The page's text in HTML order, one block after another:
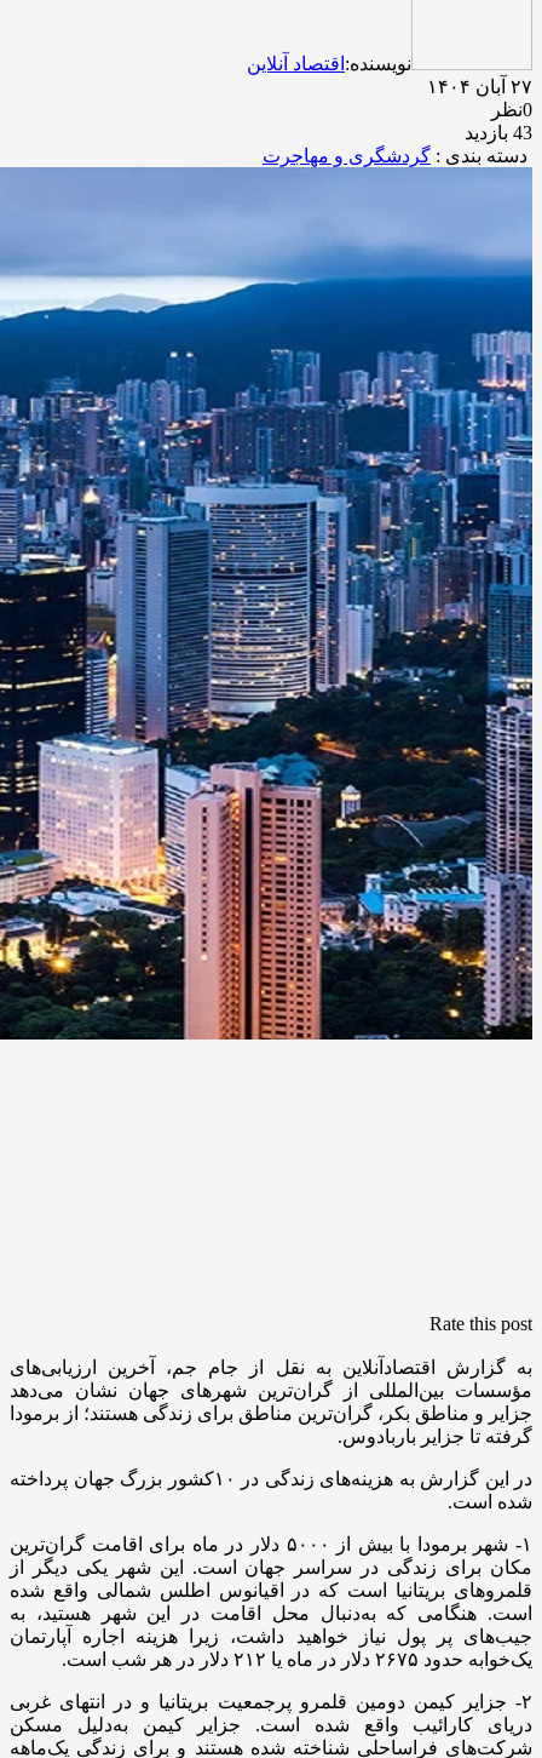
نویسنده: اقتصاد آنلاین
۲۷ آبان ۱۴۰۴
0نظر
43 بازدید
دسته بندی : گردشگری و مهاجرت
Rate this post
به گزارش اقتصادآنلاین به نقل از جام جم، آخرین ارزیابی‌های
مؤسسات بین‌المللی از گران‌ترین شهر‌های جهان نشان می‌دهد
جزایر و مناطق بکر، گران‌ترین مناطق برای زندگی هستند؛ از برمودا
گرفته تا جزایر باربادوس.
در این گزارش به هزینه‌های زندگی در ۱۰کشور بزرگ جهان پرداخته
شده است.
۱- شهر برمودا با بیش از ۵۰۰۰ دلار در ماه برای اقامت گران‌ترین
مکان برای زندگی در سراسر جهان است. این شهر یکی دیگر از
قلمرو‌های بریتانیا است که در اقیانوس اطلس شمالی واقع شده
است. هنگامی که به‌دنبال محل اقامت در این شهر هستید، به
جیب‌های پر پول نیاز خواهید داشت، زیرا هزینه اجاره آپارتمان
یک‌خوابه حدود ۲۶۷۵ دلار در ماه یا ۲۱۲ دلار در هر شب است.
۲- جزایر کیمن دومین قلمرو پرجمعیت بریتانیا و در انتهای غربی
دریای کارائیب واقع شده است. جزایر کیمن به‌دلیل مسکن
شرکت‌های فراساحلی شناخته شده هستند و برای زندگی یک‌ماهه